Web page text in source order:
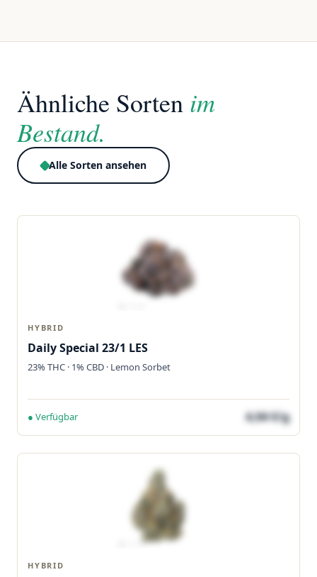
Ähnliche Sorten im
Bestand.
Alle Sorten ansehen
HYBRID
Daily Special 23/1 LES
23% THC · 1% CBD · Lemon Sorbet
● Verfügbar 4,04 €/g
HYBRID